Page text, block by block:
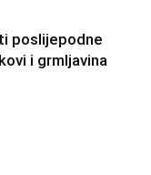
poslijepodne
i grmljavina